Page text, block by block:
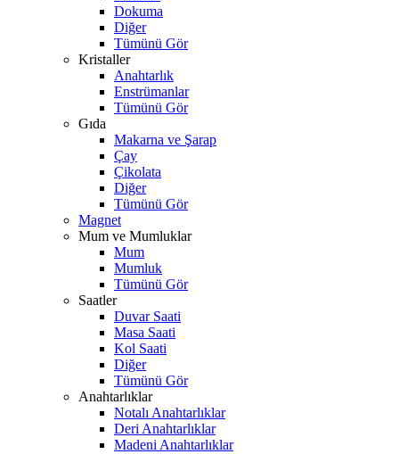
Dokuma
Diğer
Tümünü Gör
Kristaller
Anahtarlık
Enstrümanlar
Tümünü Gör
Gıda
Makarna ve Şarap
Çay
Çikolata
Diğer
Tümünü Gör
Magnet
Mum ve Mumluklar
Mum
Mumluk
Tümünü Gör
Saatler
Duvar Saati
Masa Saati
Kol Saati
Diğer
Tümünü Gör
Anahtarlıklar
Notalı Anahtarlıklar
Deri Anahtarlıklar
Madeni Anahtarlıklar